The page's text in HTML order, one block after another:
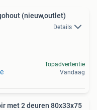
(nieuw,outlet)
Details
Topadvertentie
Vandaag
met 2 deuren 80x33x75